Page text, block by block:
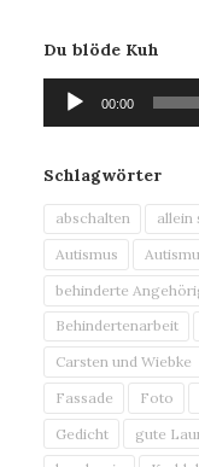
Du blöde Kuh
Audio-
Player
00:00
Schlagwörter
abschalten allein
Autismus
behinderte
Behindertenarbeit
Carsten und Wiebke
Fassade
Foto
Gedicht
gute